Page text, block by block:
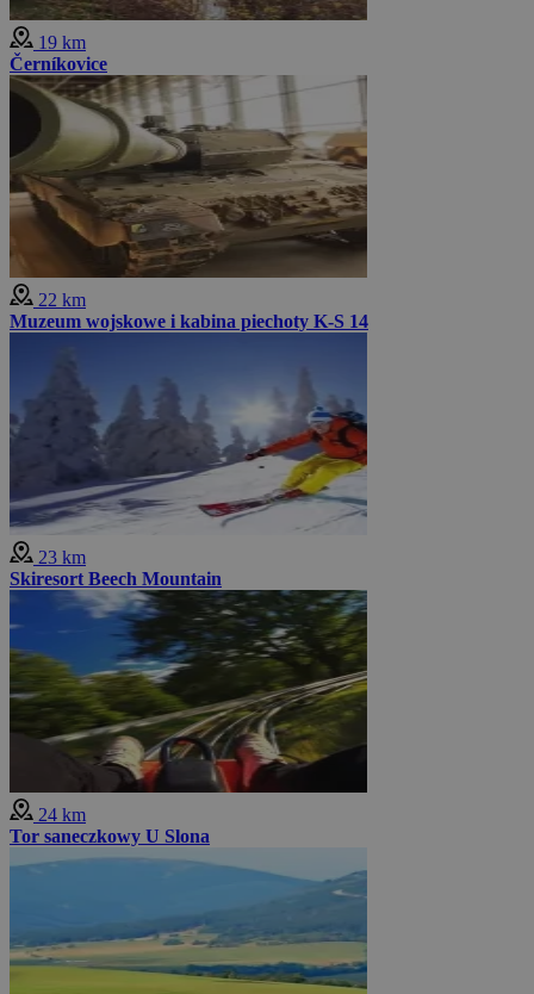
19 km
Černíkovice
22 km
Muzeum wojskowe i kabina piechoty K-S 14
23 km
Skiresort Beech Mountain
24 km
Tor saneczkowy U Slona